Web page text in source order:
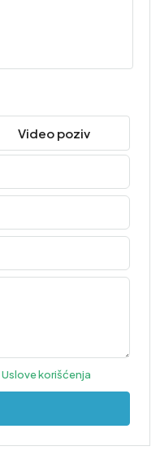
Video poziv
Uslove korišćenja